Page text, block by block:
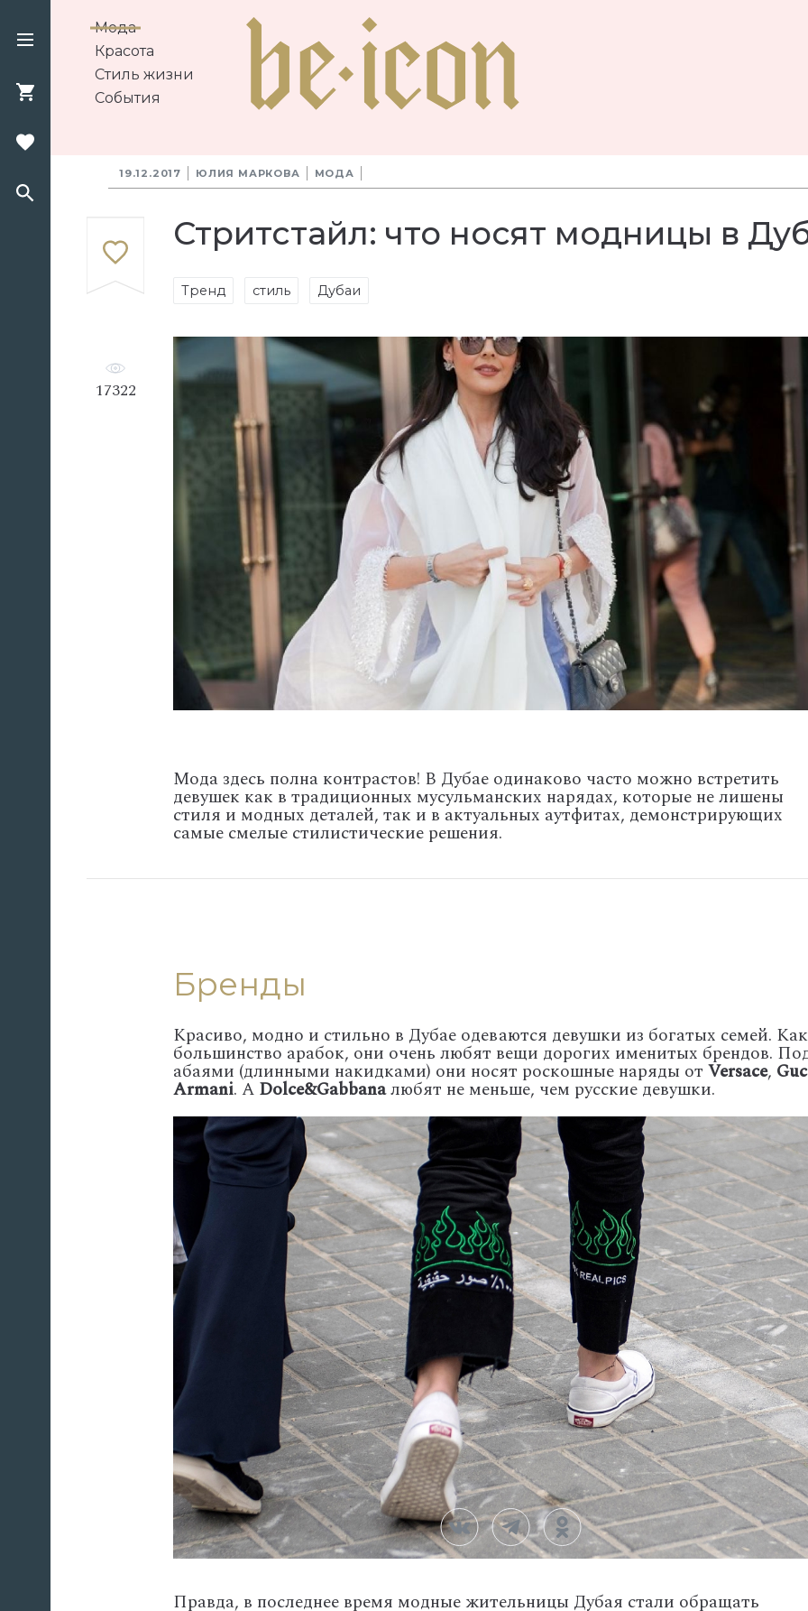
Мода
Красота
Стиль жизни
События
19.12.2017 ЮЛИЯ МАРКОВА МОДА
Стритстайл: что носят модницы в
Тренд стиль Дубаи
17322
Мода здесь полна контрастов! В Дубае одинаково часто можно встретить
девушек как в традиционных мусульманских нарядах, которые не лишены
стиля и модных деталей, так и в актуальных аутфитах, демонстрирующих
самые смелые стилистические решения.
Бренды
Красиво, модно и стильно в Дубае одеваются девушки из богатых семей.
большинство арабок, они очень любят вещи дорогих именитых брендов.
абаями (длинными накидками) они носят роскошные наряды от Versace,
Armani. А Dolce&Gabbanaлюбят не меньше, чем русские девушки.
Правда, в последнее время модные жительницы Дубая стали обращать